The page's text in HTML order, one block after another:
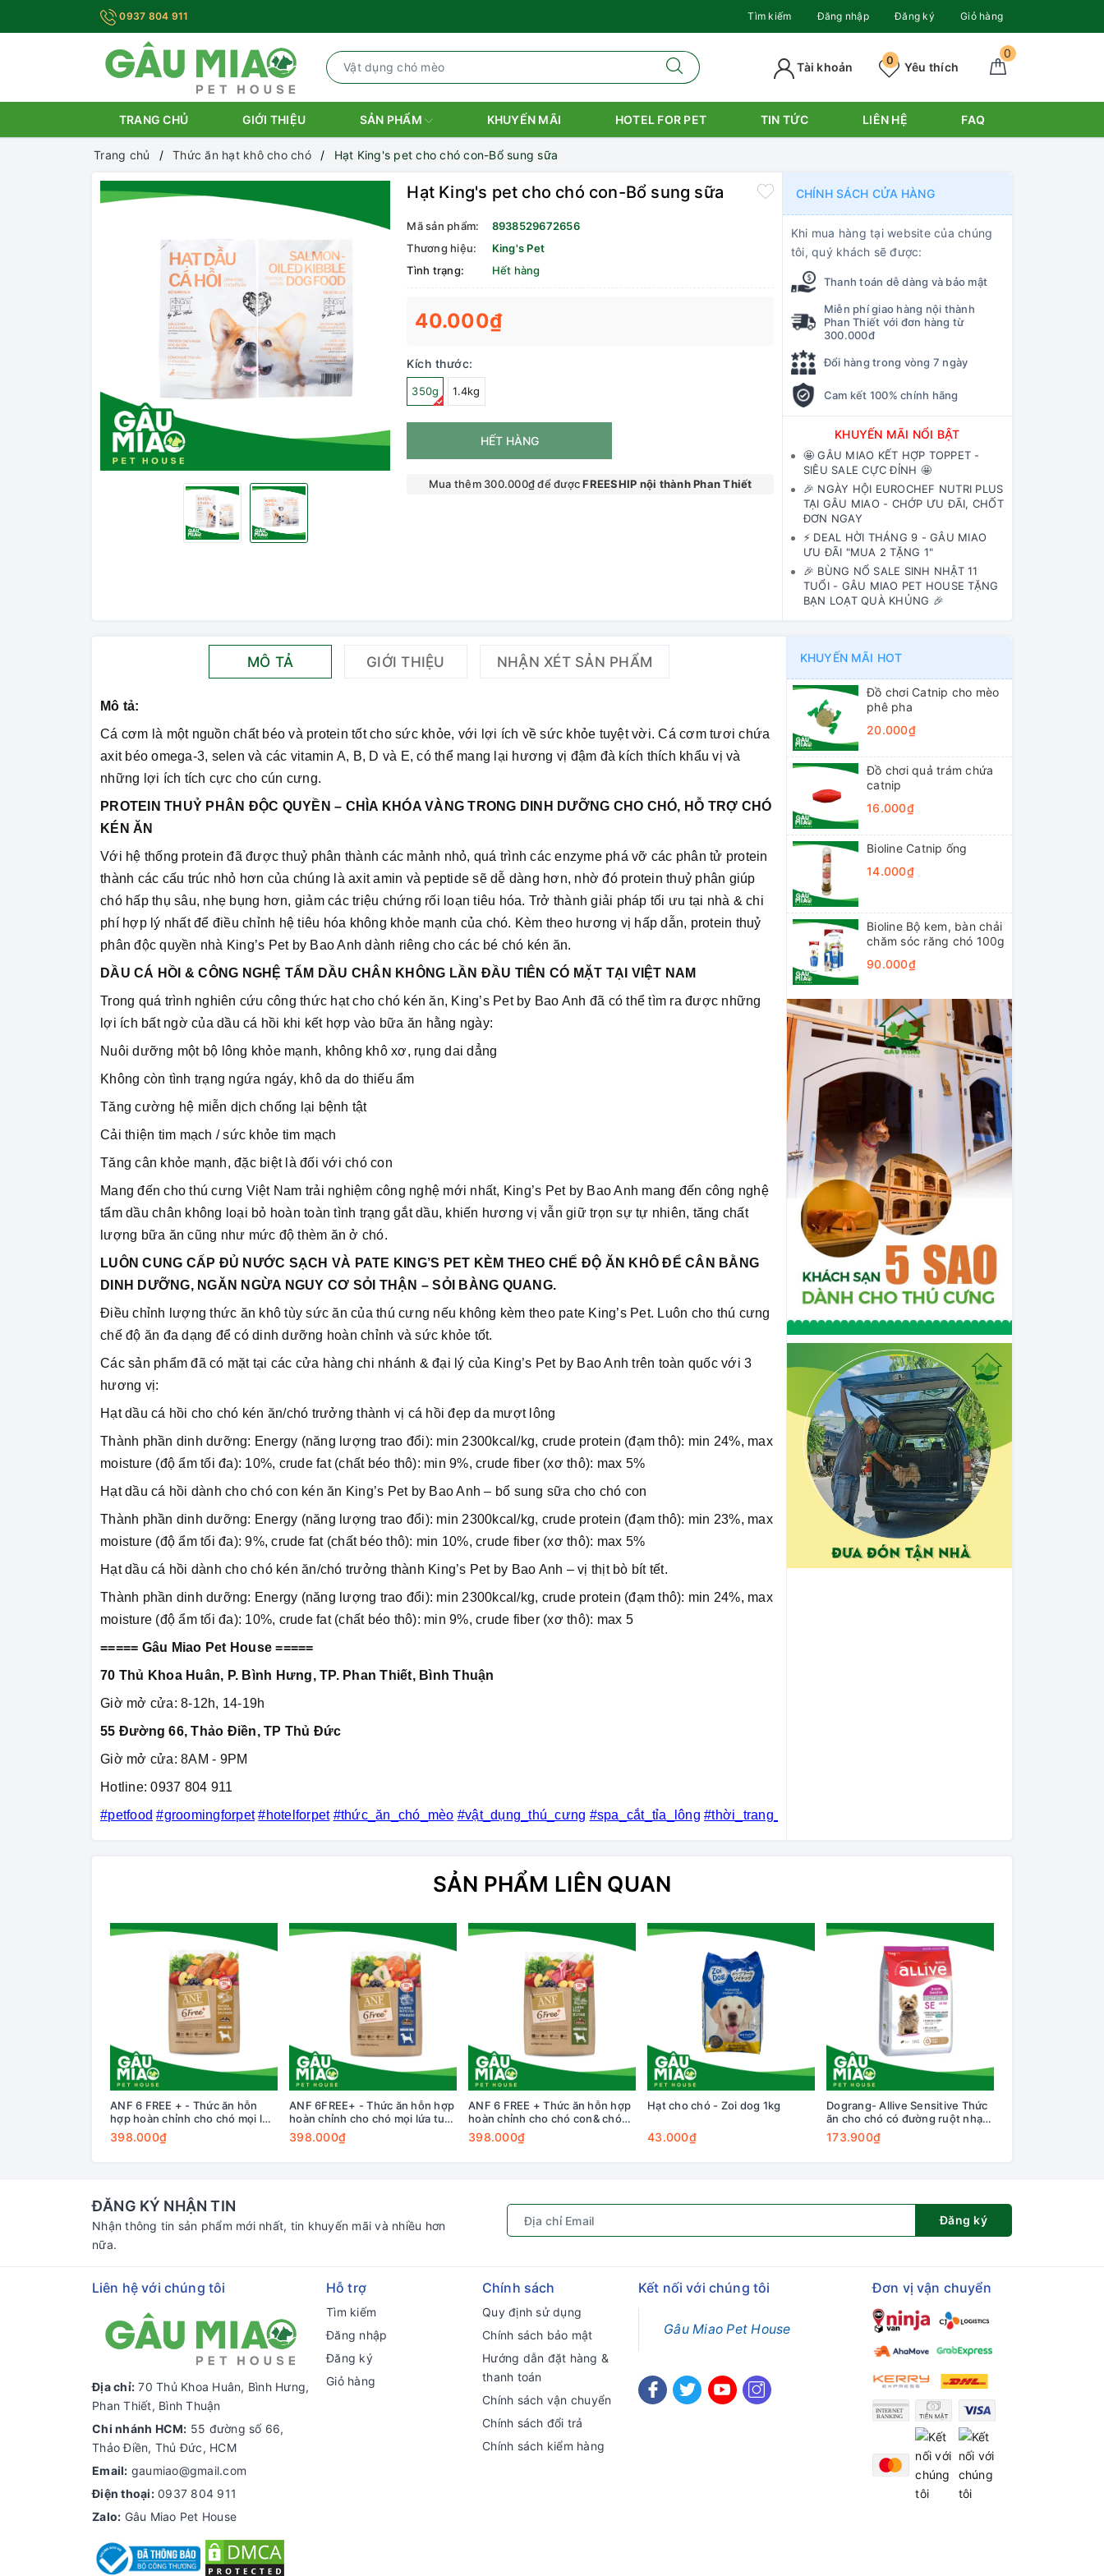
0937 804 911 Tìm kiếm Đăng nhập Đăng ký Giỏ hàng
0
Yêu thích
0
Tài khoản
TRANG CHỦ GIỚI THIỆU SẢN PHẨM KHUYẾN MÃI HOTEL FOR PET TIN TỨC LIÊN HỆ FAQ
Trang chủ Thức ăn hạt khô cho chó Hạt King's pet cho chó con-Bổ sung sữa
Hạt King's pet cho chó con-Bổ sung sữa
Mã sản phẩm:
8938529672656
Thương hiệu:
King's Pet
Tình trạng:
Hết hàng
40.000₫
Kích thước:
350g 1.4kg
HẾT HÀNG
Mua thêm 300.000₫ để đượcFREESHIP nội thành Phan Thiết
CHÍNH SÁCH CỬA HÀNG
Khi mua hàng tại website của chúng
tôi, quý khách sẽ được:
Thanh toán dễ dàng và bảo mật
Miễn phí giao hàng nội thành
Phan Thiết với đơn hàng từ
300.000đ
Đổi hàng trong vòng 7 ngày
Cam kết 100% chính hãng
KHUYẾN MÃI NỔI BẬT
🤩 GÂU MIAO KẾT HỢP TOPPET -
SIÊU SALE CỰC ĐỈNH 🤩
🎉 NGÀY HỘI EUROCHEF NUTRI PLUS
TẠI GÂU MIAO - CHỚP ƯU ĐÃI, CHỐT
ĐƠN NGAY
⚡️ DEAL HỜI THÁNG 9 - GÂU MIAO
ƯU ĐÃI "MUA 2 TẶNG 1"
🎉 BÙNG NỔ SALE SINH NHẬT 11
TUỔI - GÂU MIAO PET HOUSE TẶNG
BẠN LOẠT QUÀ KHỦNG 🎉
MÔ TẢ GIỚI THIỆU NHẬN XÉT SẢN PHẨM
Mô tả:
Cá cơm là một nguồn chất béo và protein tốt cho sức khỏe, với lợi ích về sức khỏe tuyệt vời. Cá cơm tươi chứa
axit béo omega-3, selen và các vitamin A, B, D và E, có thể mang lại hương vị đậm đà kích thích khẩu vị và
những lợi ích tích cực cho cún cưng.
PROTEIN THUỶ PHÂN ĐỘC QUYỀN – CHÌA KHÓA VÀNG TRONG DINH DƯỠNG CHO CHÓ, HỖ TRỢ CHÓ
KÉN ĂN
Với hệ thống protein đã được thuỷ phân thành các mảnh nhỏ, quá trình các enzyme phá vỡ các phân tử protein
thành các cấu trúc nhỏ hơn của chúng là axit amin và peptide sẽ dễ dàng hơn, nhờ đó protein thuỷ phân giúp
chó hấp thụ sâu, nhẹ bụng hơn, giảm các triệu chứng rối loạn tiêu hóa. Trở thành giải pháp tối ưu tại nhà & chi
phí hợp lý nhất để điều chỉnh hệ tiêu hóa không khỏe mạnh của chó. Kèm theo hương vị hấp dẫn, protein thuỷ
phân độc quyền nhà King’s Pet by Bao Anh dành riêng cho các bé chó kén ăn.
DẦU CÁ HỒI & CÔNG NGHỆ TẨM DẦU CHÂN KHÔNG LẦN ĐẦU TIÊN CÓ MẶT TẠI VIỆT NAM
Trong quá trình nghiên cứu công thức hạt cho chó kén ăn, King’s Pet by Bao Anh đã có thể tìm ra được những
lợi ích bất ngờ của dầu cá hồi khi kết hợp vào bữa ăn hằng ngày:
Nuôi dưỡng một bộ lông khỏe mạnh, không khô xơ, rụng dai dẳng
Không còn tình trạng ngứa ngáy, khô da do thiếu ẩm
Tăng cường hệ miễn dịch chống lại bệnh tật
Cải thiện tim mạch / sức khỏe tim mạch
Tăng cân khỏe mạnh, đặc biệt là đối với chó con
Mang đến cho thú cưng Việt Nam trải nghiệm công nghệ mới nhất, King’s Pet by Bao Anh mang đến công nghệ
tẩm dầu chân không loại bỏ hoàn toàn tình trạng gắt dầu, khiến hương vị vẫn giữ trọn sự tự nhiên, tăng chất
lượng bữa ăn cũng như mức độ thèm ăn ở chó.
LUÔN CUNG CẤP ĐỦ NƯỚC SẠCH VÀ PATE KING’S PET KÈM THEO CHẾ ĐỘ ĂN KHÔ ĐỂ CÂN BẰNG
DINH DƯỠNG, NGĂN NGỪA NGUY CƠ SỎI THẬN – SỎI BÀNG QUANG.
Điều chỉnh lượng thức ăn khô tùy sức ăn của thú cưng nếu không kèm theo pate King’s Pet. Luôn cho thú cưng
chế độ ăn đa dạng để có dinh dưỡng hoàn chỉnh và sức khỏe tốt.
Các sản phẩm đã có mặt tại các cửa hàng chi nhánh & đại lý của King’s Pet by Bao Anh trên toàn quốc với 3
hương vị:
Hạt dầu cá hồi cho chó kén ăn/chó trưởng thành vị cá hồi đẹp da mượt lông
Thành phần dinh dưỡng: Energy (năng lượng trao đổi): min 2300kcal/kg, crude protein (đạm thô): min 24%, max
moisture (độ ẩm tối đa): 10%, crude fat (chất béo thô): min 9%, crude fiber (xơ thô): max 5%
Hạt dầu cá hồi dành cho chó con kén ăn King’s Pet by Bao Anh – bổ sung sữa cho chó con
Thành phần dinh dưỡng: Energy (năng lượng trao đổi): min 2300kcal/kg, crude protein (đạm thô): min 23%, max
moisture (độ ẩm tối đa): 9%, crude fat (chất béo thô): min 10%, crude fiber (xơ thô): max 5%
Hạt dầu cá hồi dành cho chó kén ăn/chó trưởng thành King’s Pet by Bao Anh – vị thịt bò bít tết.
Thành phần dinh dưỡng: Energy (năng lượng trao đổi): min 2300kcal/kg, crude protein (đạm thô): min 24%, max
moisture (độ ẩm tối đa): 10%, crude fat (chất béo thô): min 9%, crude fiber (xơ thô): max 5
===== Gâu Miao Pet House =====
70 Thủ Khoa Huân, P. Bình Hưng, TP. Phan Thiết, Bình Thuận
Giờ mở cửa: 8-12h, 14-19h
55 Đường 66, Thảo Điền, TP Thủ Đức
Giờ mở cửa: 8AM - 9PM
Hotline: 0937 804 911
#petfood #groomingforpet #hotelforpet #thức_ăn_chó_mèo #vật_dụng_thú_cưng #spa_cắt_tỉa_lông #thời_trang_thú_cưng
KHUYẾN MÃI HOT
Đồ chơi Catnip cho mèo
phê pha
20.000₫
Đồ chơi quả trám chứa
catnip
16.000₫
Bioline Catnip ống
14.000₫
Bioline Bộ kem, bàn chải
chăm sóc răng chó 100g
90.000₫
SẢN PHẨM LIÊN QUAN
ANF 6 FREE + - Thức ăn hỗn
hợp hoàn chỉnh cho chó mọi lứa
tuổi vị Vịt và Cá hồi 1.6kg
398.000₫
ANF 6FREE+ - Thức ăn hỗn hợp
hoàn chỉnh cho chó mọi lứa tuổi
vị Cá hồi với Cá thịt trắng
398.000₫
ANF 6 FREE + Thức ăn hỗn hợp
hoàn chỉnh cho chó con& chó
lớn 1.6kg
398.000₫
Hạt cho chó - Zoi dog 1kg
43.000₫
Dograng- Allive Sensitive Thức
ăn cho chó có đường ruột nhạy
cảm
173.900₫
ĐĂNG KÝ NHẬN TIN
Nhận thông tin sản phẩm mới nhất, tin khuyến mãi và nhiều hơn
nữa.
Đăng ký
Liên hệ với chúng tôi
Địa chỉ: 70 Thủ Khoa Huân, Bình Hưng,
Phan Thiết, Bình Thuận
Chi nhánh HCM: 55 đường số 66,
Thảo Điền, Thủ Đức, HCM
Email: gaumiao@gmail.com
Điện thoại: 0937 804 911
Zalo: Gâu Miao Pet House
Hỗ trợ
Tìm kiếm
Đăng nhập
Đăng ký
Giỏ hàng
Chính sách
Quy định sử dụng
Chính sách bảo mật
Hướng dẫn đặt hàng &
thanh toán
Chính sách vận chuyển
Chính sách đổi trả
Chính sách kiểm hàng
Kết nối với chúng tôi
Gâu Miao Pet House
Đơn vị vận chuyển